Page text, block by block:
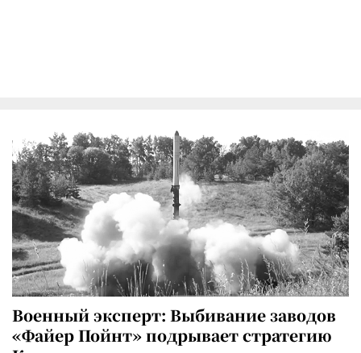
Военный эксперт: Выбивание заводов
«Файер Пойнт» подрывает стратегию